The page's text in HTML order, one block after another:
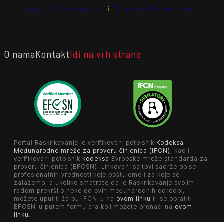
Vesna Radojević i Stefan Kosanović
O namaKontaktIdi na vrh strane
Portal Raskrikavanje je verifikovani potpisnik Kodeksa
Međunarodne mreže za proveru činjenica (IFCN) , kao i
verifikovani potpisnik kodeksa Evropske mreže standarda za
proveru činjenica (EFCSN). Linkovani sajtovi sadrže opise
profesionalnih vrednosti koje poštujemo i za koje se
zalažemo, a ukoliko smatrate da je Raskrikavanje svojim
radom prekršilo neke od ovih međunarodnih odredbi,
možete uputiti žalbu IFCN-u na ovom linku ili se obratiti
EFCSN-u putem formulara koji možete pronaći na ovom
linku .